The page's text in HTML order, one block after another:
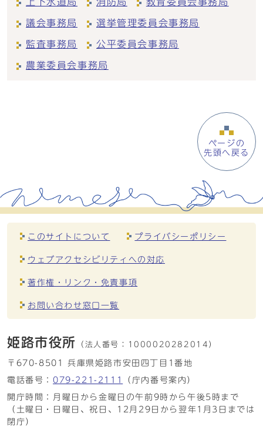
議会事務局 選挙管理委員会事務局
監査事務局 公平委員会事務局
農業委員会事務局
ページの
先頭へ戻る
このサイトについて プライバシーポリシー
ウェブアクセシビリティへの対応
著作権・リンク・免責事項
お問い合わせ窓口一覧
姫路市役所 （法人番号： 1000020282014）
〒670-8501 兵庫県姫路市安田四丁目1番地
電話番号： 079-221-2111
（庁内番号案内）
開庁時間：月曜日から金曜日の午前9時から午後5時まで
（土曜日・日曜日、祝日、12月29日から翌年1月3日までは
閉庁）